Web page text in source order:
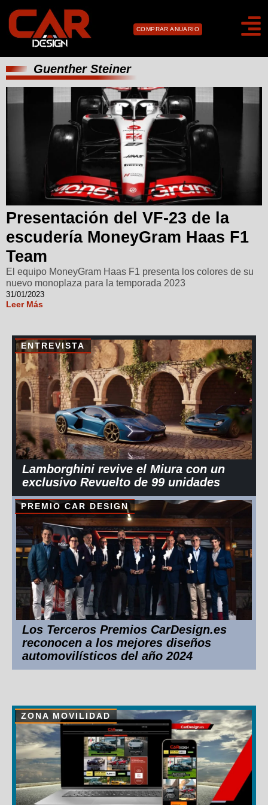
COMPRAR ANUARIO
Guenther Steiner
Presentación del VF-23 de la
escudería MoneyGram Haas F1
Team
El equipo MoneyGram Haas F1 presenta los colores de su
nuevo monoplaza para la temporada 2023
31/01/2023
Leer Más
ENTREVISTA
Lamborghini revive el Miura con un
exclusivo Revuelto de 99 unidades
PREMIO CAR DESIGN
Los Terceros Premios CarDesign.es
reconocen a los mejores diseños
automovilísticos del año 2024
ZONA MOVILIDAD